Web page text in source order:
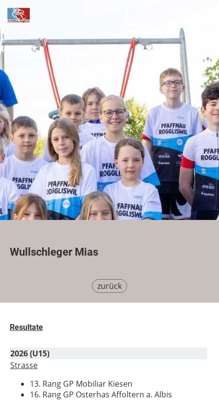
Wullschleger Mias
zurück
Resultate
2026 (U15)
Strasse
13. Rang GP Mobiliar Kiesen
16. Rang GP Osterhas Affoltern a. Albis